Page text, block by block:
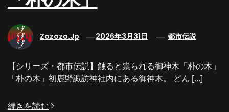
Zozozo.jp 2026年3月31日 都市伝説
【シリーズ・都市伝説】触ると祟られる御神木「朴の木」
「朴の木」初鹿野諏訪神社内にある御神木。 どん […]
続きを読む